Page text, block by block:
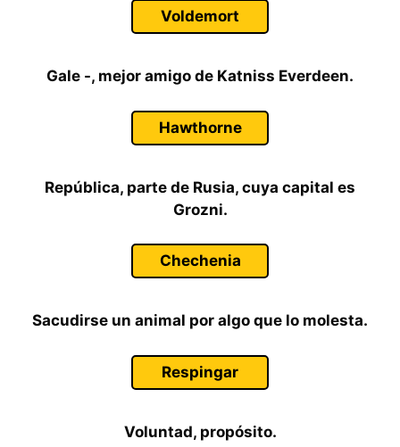
Voldemort
Gale -, mejor amigo de Katniss Everdeen.
Hawthorne
República, parte de Rusia, cuya capital es
Grozni.
Chechenia
Sacudirse un animal por algo que lo molesta.
Respingar
Voluntad, propósito.